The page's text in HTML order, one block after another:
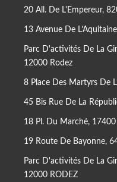
20 All. De L'Empereur,
13 Avenue De
Parc D'activités De La
12000 Rodez
8 Place Des Martyrs De
45 Bis Rue De La
18 Pl. Du Marché,
19 Route De Bayonne,
Parc D'activités De La
12000 RODEZ